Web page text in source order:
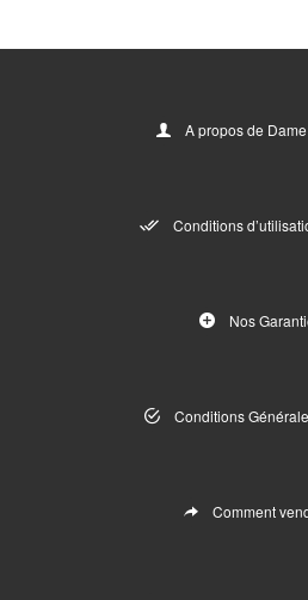
A propos de
Conditions
Nos
Conditions
Comment